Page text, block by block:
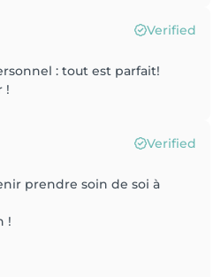
Verified
: tout est parfait!
!
Verified
prendre soin de soi à
!